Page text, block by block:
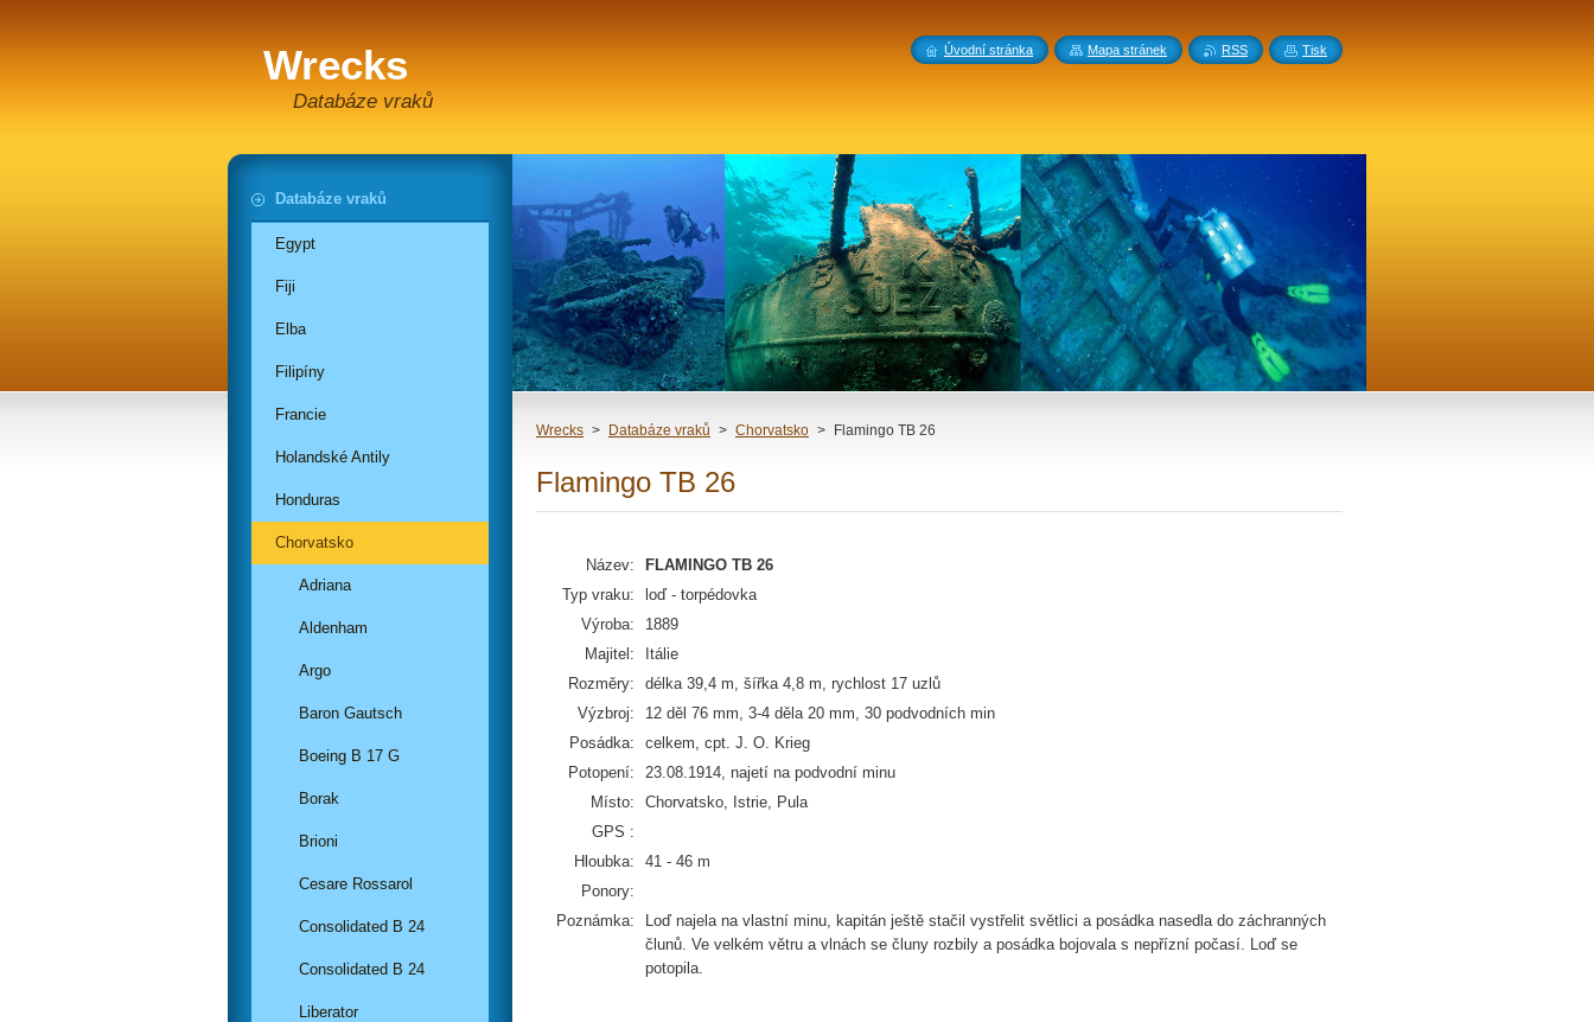
Wrecks
Databáze vraků
Wrecks > Databáze vraků > Chorvatsko > Flamingo TB 26
Flamingo TB 26
Název:
FLAMINGO TB 26
Typ vraku:
loď - torpédovka
Výroba:
1889
Majitel:
Itálie
Rozměry:
délka 39,4 m, šířka 4,8 m, rychlost 17 uzlů
Výzbroj:
12 děl 76 mm, 3-4 děla 20 mm, 30 podvodních min
Posádka:
celkem, cpt. J. O. Krieg
Potopení:
23.08.1914, najetí na podvodní minu
Místo:
Chorvatsko, Istrie, Pula
GPS :
Hloubka:
41 - 46 m
Ponory:
Poznámka:
Loď najela na vlastní minu, kapitán ještě stačil vystřelit světlici a posádka nasedla do záchranných
člunů. Ve velkém větru a vlnách se čluny rozbily a posádka bojovala s nepřízní počasí. Loď se
potopila.
Databáze vraků
Egypt
Fiji
Elba
Filipíny
Francie
Holandské Antily
Honduras
Chorvatsko
Adriana
Aldenham
Argo
Baron Gautsch
Boeing B 17 G
Borak
Brioni
Cesare Rossarol
Consolidated B 24
Consolidated B 24
Liberator
Úvodní stránka Mapa stránek RSS Tisk